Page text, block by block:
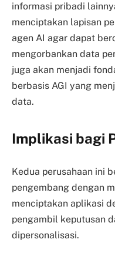
informasi pribadi
menciptakan lapisan
agen AI agar dapat
mengorbankan data
juga akan menjadi
berbasis AGI yang
data.
Implikasi bagi
Kedua perusahaan ini
pengembang dengan
menciptakan aplikasi
pengambil keputusan
dipersonalisasi.